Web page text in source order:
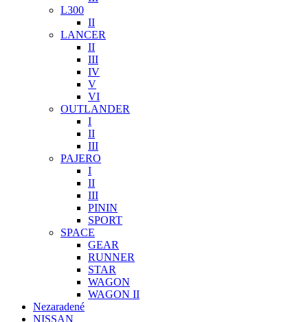
L300
II
LANCER
II
III
IV
V
VI
OUTLANDER
I
II
III
PAJERO
I
II
III
PININ
SPORT
SPACE
GEAR
RUNNER
STAR
WAGON
WAGON II
Nezaradené
NISSAN